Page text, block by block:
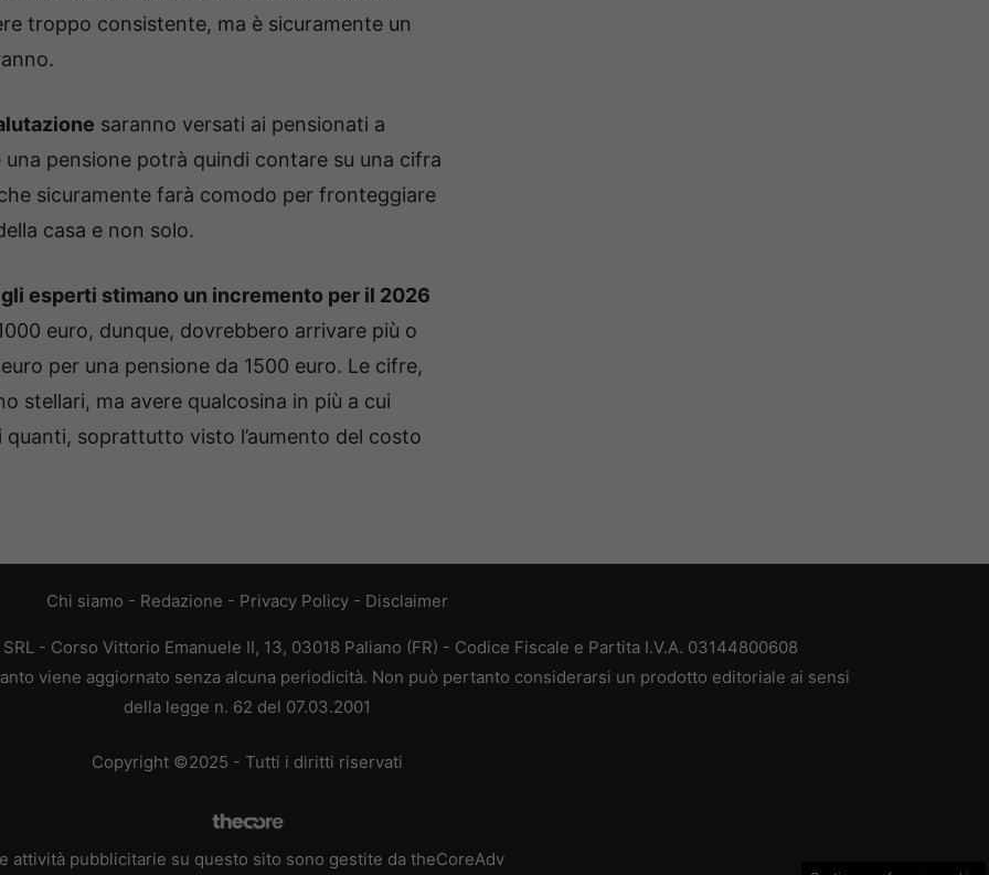
troppo consistente, ma è sicuramente un
saranno versati ai pensionati a
pensione potrà quindi contare su una cifra
sicuramente farà comodo per fronteggiare
casa e non solo.
gli esperti stimano un incremento per il 2026
euro, dunque, dovrebbero arrivare più o
per una pensione da 1500 euro. Le cifre,
stellari, ma avere qualcosina in più a cui
soprattutto visto l’aumento del costo
Chi siamo - Redazione - Privacy Policy - Disclaimer
- Corso Vittorio Emanuele II, 13, 03018 Paliano (FR) - Codice Fiscale e Partita I.V.A. 03144800608
viene aggiornato senza alcuna periodicità. Non può pertanto considerarsi un prodotto editoriale ai sensi
della legge n. 62 del 07.03.2001
Copyright ©2025 - Tutti i diritti riservati
attività pubblicitarie su questo sito sono gestite da theCoreAdv